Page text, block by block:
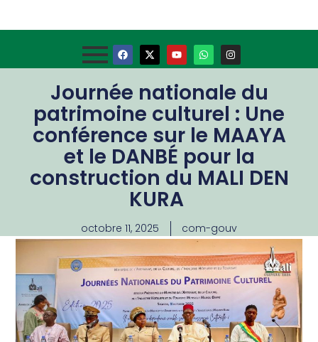
Journée nationale du
patrimoine culturel : Une
conférence sur le MAAYA
et le DANBÉ pour la
construction du MALI DEN
KURA
octobre 11, 2025 com-gouv